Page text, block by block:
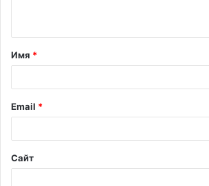
Имя *
Email *
Сайт